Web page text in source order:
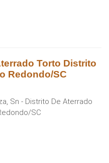
Torto Distrito
Redondo/SC
Sn - Distrito De Aterrado
/SC